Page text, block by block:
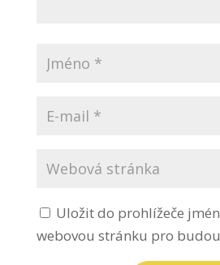
Uložit do prohlížeče
webovou stránku pro